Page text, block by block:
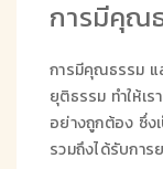
การมีคุณ
การมีคุณธรรม แ
ยุติธรรม ทำให้เ
อย่างถูกต้อง ซึ่ง
รวมถึงได้รับกา